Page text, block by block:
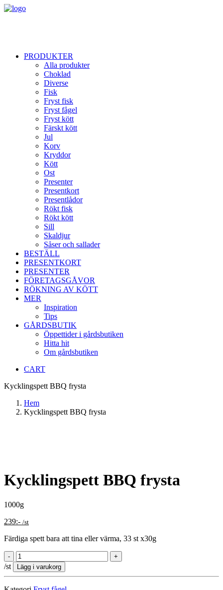
PRODUKTER
Alla produkter
Choklad
Diverse
Fisk
Fryst fisk
Fryst fågel
Fryst kött
Färskt kött
Jul
Korv
Kryddor
Kött
Ost
Presenter
Presentkort
Presentlådor
Rökt fisk
Rökt kött
Sill
Skaldjur
Såser och sallader
BESTÄLL
PRESENTKORT
PRESENTER
FÖRETAGSGÅVOR
RÖKNING AV KÖTT
MER
Inspiration
Tips
GÅRDSBUTIK
Öppettider i gårdsbutiken
Hitta hit
Om gårdsbutiken
CART
Kycklingspett BBQ frysta
Hem
Kycklingspett BBQ frysta
Kycklingspett BBQ frysta
1000g
239:- /st
Färdiga spett bara att tina eller värma, 33 st x30g
/st Lägg i varukorg